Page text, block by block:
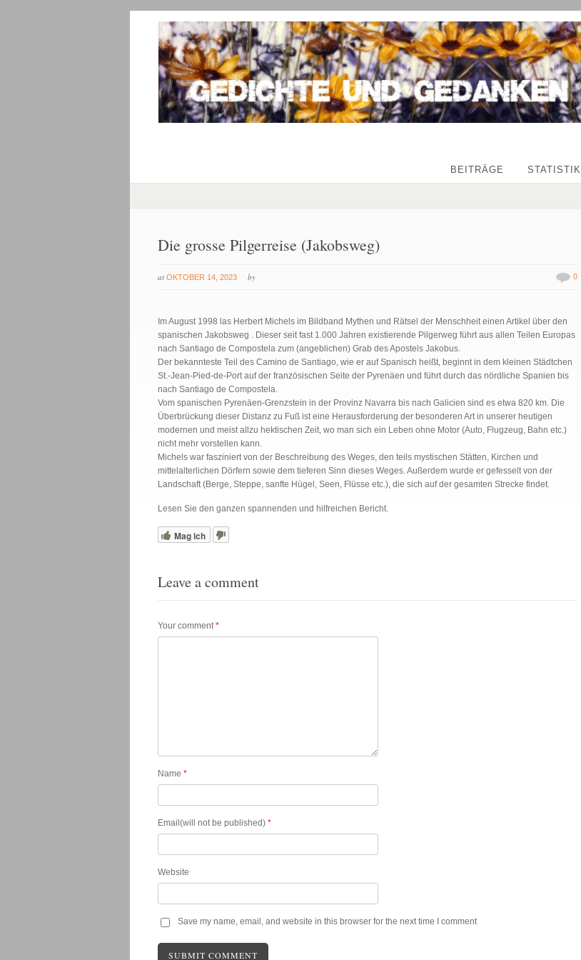
BEITRÄGE STATISTIK
Die grosse Pilgerreise (Jakobsweg)
at OKTOBER 14, 2023 by 0
Im August 1998 las Herbert Michels im Bildband Mythen und Rätsel der Menschheit einen Artikel über den
spanischen Jakobsweg . Dieser seit fast 1.000 Jahren existierende Pilgerweg führt aus allen Teilen Europas
nach Santiago de Compostela zum (angeblichen) Grab des Apostels Jakobus.
Der bekannteste Teil des Camino de Santiago, wie er auf Spanisch heißt, beginnt in dem kleinen Städtchen
St.-Jean-Pied-de-Port auf der französischen Seite der Pyrenäen und führt durch das nördliche Spanien bis
nach Santiago de Compostela.
Vom spanischen Pyrenäen-Grenzstein in der Provinz Navarra bis nach Galicien sind es etwa 820 km. Die
Überbrückung dieser Distanz zu Fuß ist eine Herausforderung der besonderen Art in unserer heutigen
modernen und meist allzu hektischen Zeit, wo man sich ein Leben ohne Motor (Auto, Flugzeug, Bahn etc.)
nicht mehr vorstellen kann.
Michels war fasziniert von der Beschreibung des Weges, den teils mystischen Stätten, Kirchen und
mittelalterlichen Dörfern sowie dem tieferen Sinn dieses Weges. Außerdem wurde er gefesselt von der
Landschaft (Berge, Steppe, sanfte Hügel, Seen, Flüsse etc.), die sich auf der gesamten Strecke findet.
Lesen Sie den ganzen spannenden und hilfreichen Bericht.
Mag ich
Leave a comment
Your comment*
Name*
Email(will not be published)*
Website
Save my name, email, and website in this browser for the next time I comment